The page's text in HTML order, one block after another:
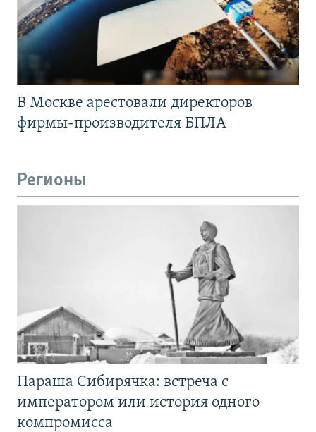
В Москве арестовали директоров
фирмы-производителя БПЛА
Регионы
Параша Сибирячка: встреча с
императором или история одного
компромисса